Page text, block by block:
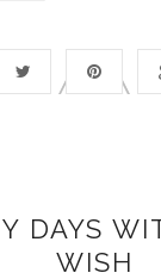
DAYS
WISH